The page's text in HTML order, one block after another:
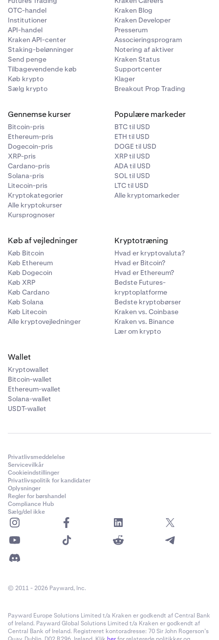
OTC-handel
Institutioner
API-handel
Kraken API-center
Staking-belønninger
Send penge
Tilbagevendende køb
Køb krypto
Sælg krypto
Kraken Blog
Kraken Developer
Presserum
Associeringsprogram
Notering af aktiver
Kraken Status
Supportcenter
Klager
Breakout Prop Trading
Gennemse kurser
Bitcoin-pris
Ethereum-pris
Dogecoin-pris
XRP-pris
Cardano-pris
Solana-pris
Litecoin-pris
Kryptokategorier
Alle kryptokurser
Kursprognoser
Populære markeder
BTC til USD
ETH til USD
DOGE til USD
XRP til USD
ADA til USD
SOL til USD
LTC til USD
Alle kryptomarkeder
Køb af vejledninger
Køb Bitcoin
Køb Ethereum
Køb Dogecoin
Køb XRP
Køb Cardano
Køb Solana
Køb Litecoin
Alle kryptovejledninger
Kryptotræning
Hvad er kryptovaluta?
Hvad er Bitcoin?
Hvad er Ethereum?
Bedste Futures-
kryptoplatforme
Bedste kryptobørser
Kraken vs. Coinbase
Kraken vs. Binance
Lær om krypto
Wallet
Kryptowallet
Bitcoin-wallet
Ethereum-wallet
Solana-wallet
USDT-wallet
Privatlivsmeddelelse
Servicevilkår
Cookieindstillinger
Privatlivspolitik for kandidater
Oplysninger
Regler for børshandel
Compliance Hub
Sælg/del ikke
© 2011 - 2026 Payward, Inc.
Payward Europe Solutions Limited t/a Kraken er godkendt af Central Bank
of Ireland. Payward Global Solutions Limited t/a Kraken er godkendt af
Central Bank of Ireland. Registreret kontoradresse: 70 Sir John Rogerson’s